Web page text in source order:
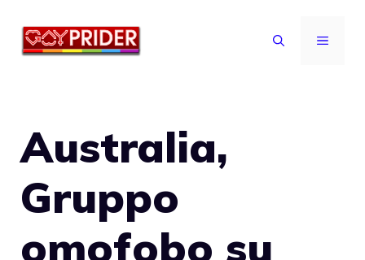
MENU
Australia,
Gruppo
omofobo su